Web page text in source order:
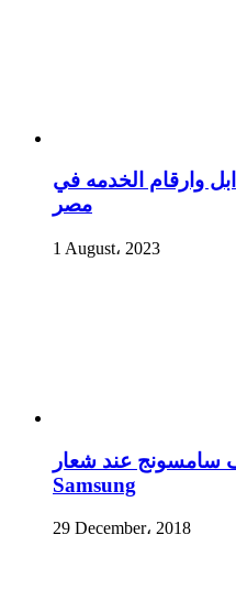
وارقام الخدمه في
مصر
1 August، 2023
عند شعار
Samsung
29 December، 2018